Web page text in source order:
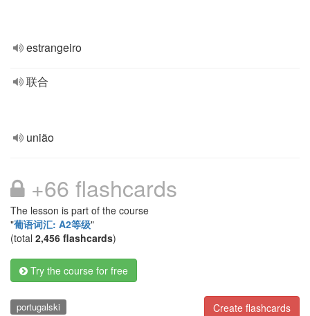
estrangeiro
联合
união
+66 flashcards
The lesson is part of the course
"葡语词汇: A2等级"
(total 2,456 flashcards)
Try the course for free
Create flashcards
portugalski